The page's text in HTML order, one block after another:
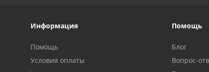
Информация
Помощь
Условия оплаты
Помощь
Блог
Вопрос-